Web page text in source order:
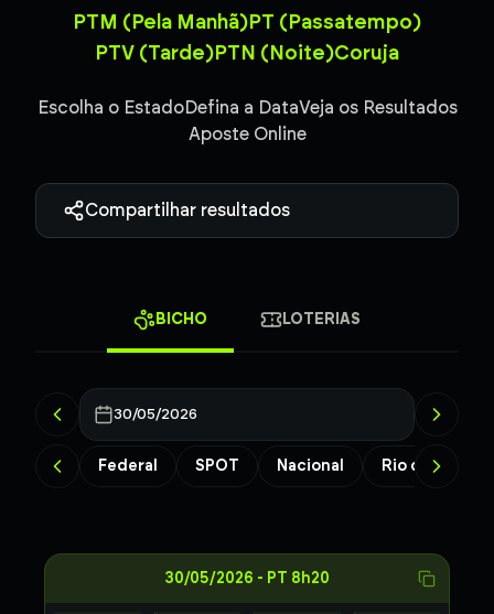
PTM (Pela Manhã)PT (Passatempo)
PTV (Tarde)PTN (Noite)Coruja
Escolha o EstadoDefina a DataVeja os Resultados
Aposte Online
Compartilhar resultados
BICHO LOTERIAS
30/05/2026
Federal SPOT Nacional Rio de Janeiro
30/05/2026 - PT 8h20